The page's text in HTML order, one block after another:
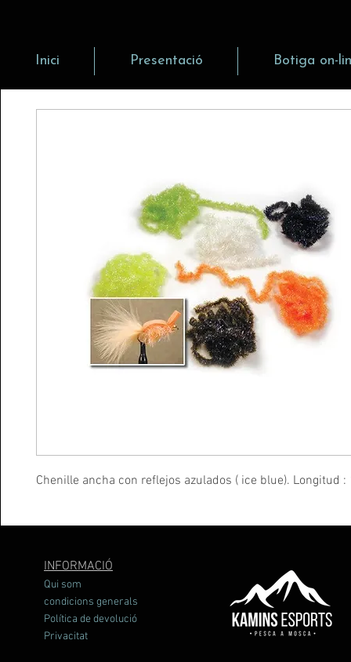
Inici Presentació Botiga on-
Chenille ancha con reflejos azulados ( ice blue). Longitud
INFORMACIÓ
Qui som
condicions generals
Política de devolució
Privacitat